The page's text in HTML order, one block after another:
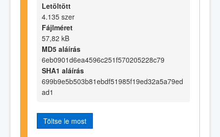
Letöltött
4.135 szer
Fájlméret
57,82 kB
MD5 aláírás
6eb0901d6ea4596c251f570205228c79
SHA1 aláírás
699b9e5b503b81ebdf51985f19ed32a5a79ed
ad1
Töltse le most